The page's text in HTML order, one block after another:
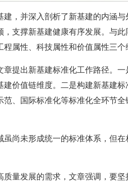
，并深入剖析了新基建的内涵
支撑新基建健康有序发展。与
属性、科技属性和价值属性三
提出新基建标准化工作路径。
价值链维度。二是构建新基建
、国际标准化等标准化全环节
尚未形成统一的标准体系，但
量发展的需求，文章强调，要